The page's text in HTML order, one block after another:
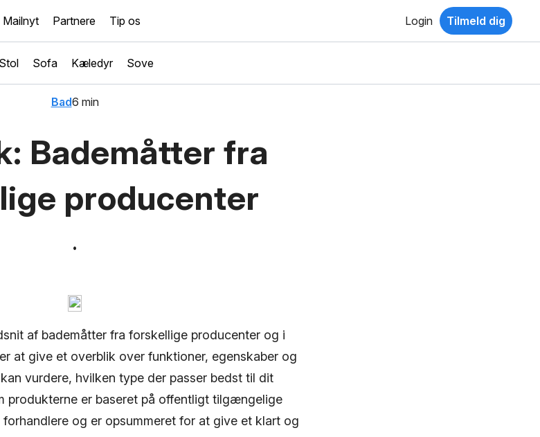
Mailnyt Partnere Tip os Login Tilmeld dig
Stol Sofa Kæledyr Sove
Bademåtter fra
producenter
Bad6 min
af bademåtter fra forskellige producenter og i
at give et overblik over funktioner, egenskaber og
vurdere, hvilken type der passer bedst til dit
produkterne er baseret på offentligt tilgængelige
og er opsummeret for at give et klart og